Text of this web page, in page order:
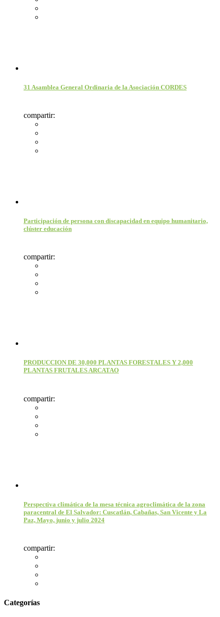
31 Asamblea General Ordinaria de la Asociación CORDES
compartir:
Participación de persona con discapacidad en equipo humanitario,
clúster educación
compartir:
PRODUCCION DE 30,000 PLANTAS FORESTALES Y 2,000
PLANTAS FRUTALES ARCATAO
compartir:
Perspectiva climática de la mesa técnica agroclimática de la zona
paracentral de El Salvador: Cuscatlán, Cabañas, San Vicente y La
Paz, Mayo, junio y julio 2024
compartir:
Categorías